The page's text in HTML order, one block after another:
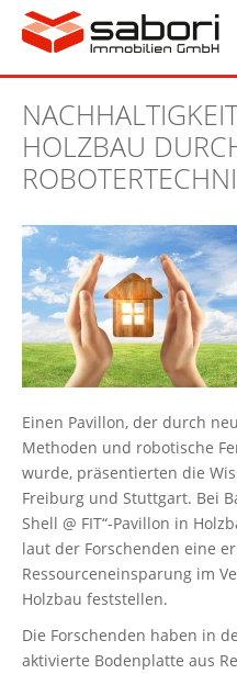
HOLZBAU
Einen Pavillon, der durch
Methoden und robotische
wurde, präsentierten die
Freiburg und Stuttgart. Bei
Shell @ FIT“-Pavillon in
laut der Forschenden eine
Ressourceneinsparung im
Holzbau feststellen.
Die Forschenden haben in
aktivierte Bodenplatte aus